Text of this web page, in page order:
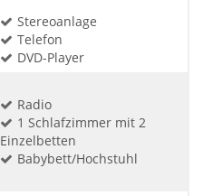
Stereoanlage
Telefon
DVD-Player
Radio
1 Schlafzimmer mit 2
Einzelbetten
Babybett/Hochstuhl